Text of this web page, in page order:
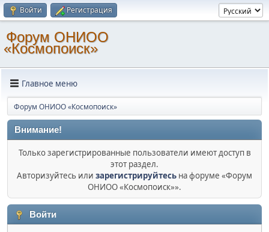
Войти Регистрация
Форум ОНИОО
«Космопоиск»
Главное меню
Форум ОНИОО «Космопоиск»
Внимание!
Только зарегистрированные пользователи имеют доступ в
этот раздел.
Авторизуйтесь или зарегистрируйтесь на форуме «Форум
ОНИОО «Космопоиск»».
Войти